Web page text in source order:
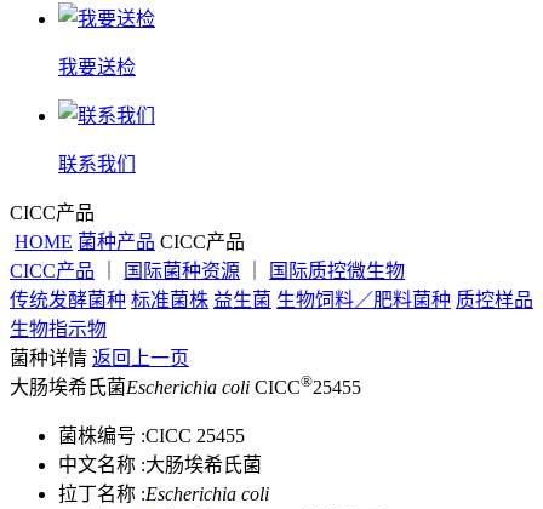
我要送检
联系我们
CICC产品
HOME 菌种产品 CICC产品
CICC产品
国际菌种资源
国际质控微生物
传统发酵菌种 标准菌株 益生菌 生物饲料／肥料菌种 质控样品
生物指示物
菌种详情 返回上一页
大肠埃希氏菌Escherichia coli CICC®25455
菌株编号 :CICC 25455
中文名称 :大肠埃希氏菌
拉丁名称 :Escherichia coli